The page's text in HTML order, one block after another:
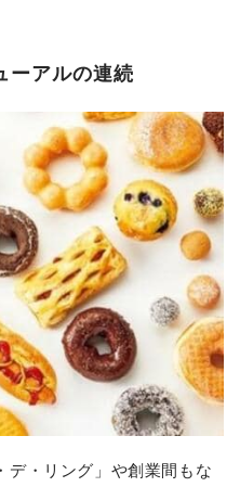
ーアルの連続
デ・リング」や創業間もな